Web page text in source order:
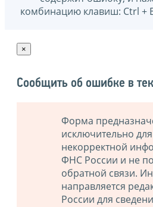
комбинацию клавиш: Ctrl +
×
Сообщить об ошибке в
Форма
исключительно
некорректной
ФНС России и не
обратной связи.
направляется
России для